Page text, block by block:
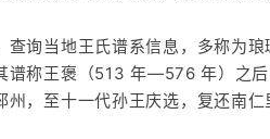
查询当地王氏谱系信息，多称为
谱称王褒（513 年—576 年）之
州，至十一代孙王庆选，复还南